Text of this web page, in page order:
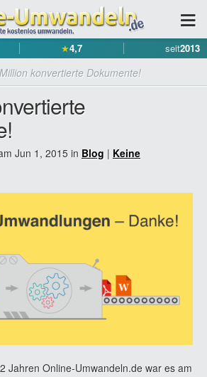
★4,7 seit2013
konvertierte Dokumente!
Jun 1, 2015 in Blog | Keine
Jahren Online-Umwandeln.de war es am